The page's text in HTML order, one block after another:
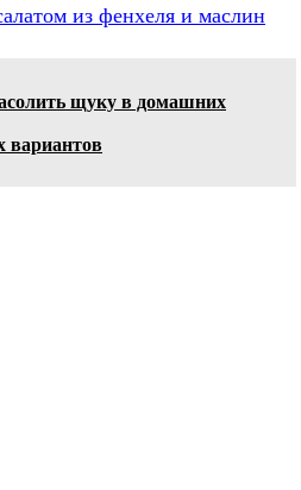
из фенхеля и маслин
щуку в домашних
вариантов